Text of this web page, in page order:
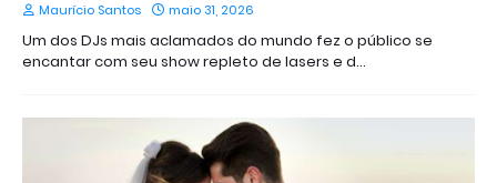
Maurício Santos maio 31, 2026
Um dos DJs mais aclamados do mundo fez o público se
encantar com seu show repleto de lasers e d…